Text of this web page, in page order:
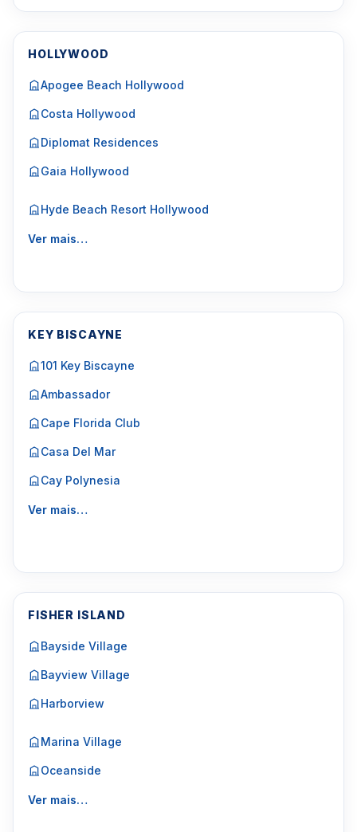
HOLLYWOOD
Apogee Beach Hollywood
Costa Hollywood
Diplomat Residences
Gaia Hollywood
Hyde Beach Resort Hollywood
Ver mais…
KEY BISCAYNE
101 Key Biscayne
Ambassador
Cape Florida Club
Casa Del Mar
Cay Polynesia
Ver mais…
FISHER ISLAND
Bayside Village
Bayview Village
Harborview
Marina Village
Oceanside
Ver mais…